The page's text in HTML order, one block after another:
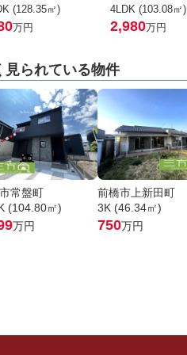
(128.35㎡)
万円
4LDK (103.08㎡)
2,980万円
見られている物件
常盤町
(104.80㎡)
万円
前橋市上新田町
3K (46.34㎡)
750万円